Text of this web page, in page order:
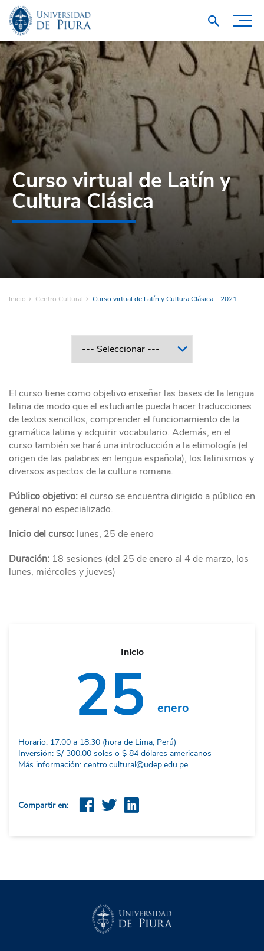
Curso virtual de Latín y
Cultura Clásica
Inicio Centro Cultural Curso virtual de Latín y Cultura Clásica – 2021
El curso tiene como objetivo enseñar las bases de la lengua
latina de modo que el estudiante pueda hacer traducciones
de textos sencillos, comprender el funcionamiento de la
gramática latina y adquirir vocabulario. Además, en el
curso también se hará una introducción a la etimología (el
origen de las palabras en lengua española), los latinismos y
diversos aspectos de la cultura romana.
Público objetivo:el curso se encuentra dirigido a público en
general no especializado.
Inicio del curso: lunes, 25 de enero
Duración: 18 sesiones (del 25 de enero al 4 de marzo, los
lunes, miércoles y jueves)
Inicio
25 enero
Horario: 17:00 a 18:30 (hora de Lima, Perú)
Inversión: S/ 300.00 soles o $ 84 dólares americanos
Más información: centro.cultural@udep.edu.pe
Compartir en: